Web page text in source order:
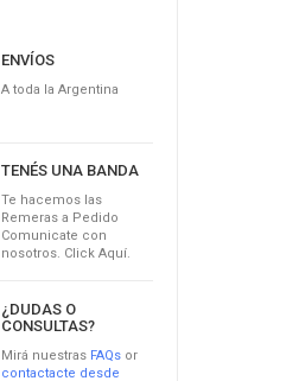
ENVÍOS
A toda la Argentina
TENÉS UNA BANDA
Te hacemos las
Remeras a Pedido
Comunicate con
nosotros. Click Aquí.
¿DUDAS O
CONSULTAS?
Mirá nuestras FAQs or
contactacte desde